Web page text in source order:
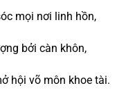
mọi nơi linh hồn,
bởi càn khôn,
hội võ môn khoe tài.